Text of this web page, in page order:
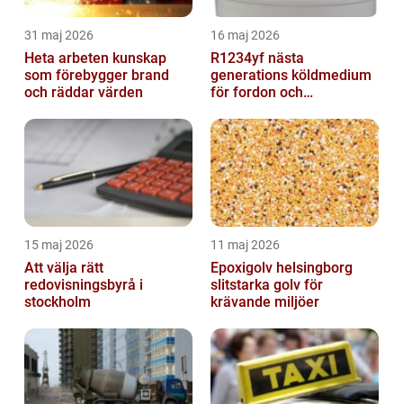
31 maj 2026
Heta arbeten kunskap
som förebygger brand
och räddar värden
16 maj 2026
R1234yf nästa
generations köldmedium
för fordon och
15 maj 2026
Att välja rätt
redovisningsbyrå i
stockholm
11 maj 2026
Epoxigolv helsingborg
slitstarka golv för
krävande miljöer